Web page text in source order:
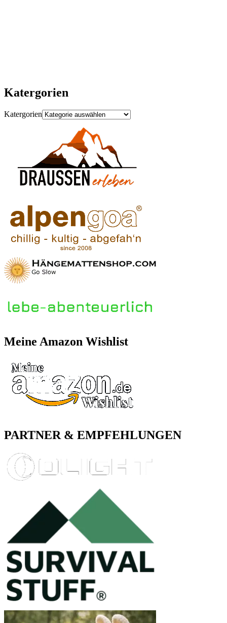
Katergorien
Katergorien
Meine Amazon Wishlist
PARTNER & EMPFEHLUNGEN